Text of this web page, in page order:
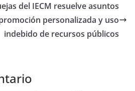
del IECM resuelve asuntos
personalizada y uso
indebido de recursos públicos